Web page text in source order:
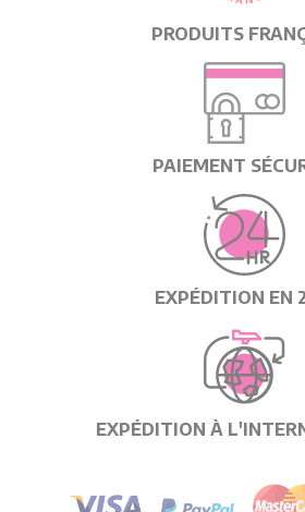
PRODUITS
PAIEMENT
EXPÉDITION EN
EXPÉDITION À